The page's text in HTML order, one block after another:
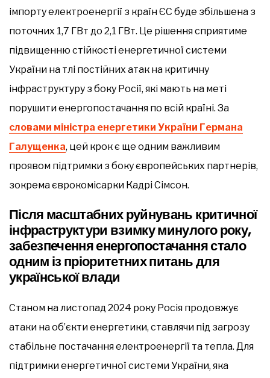
імпорту електроенергії з країн ЄС буде збільшена з
поточних 1,7 ГВт до 2,1 ГВт. Це рішення сприятиме
підвищенню стійкості енергетичної системи
України на тлі постійних атак на критичну
інфраструктуру з боку Росії, які мають на меті
порушити енергопостачання по всій країні. За
словами міністра енергетики України Германа
Галущенка, цей крок є ще одним важливим
проявом підтримки з боку європейських партнерів,
зокрема єврокомісарки Кадрі Сімсон.
Після масштабних руйнувань критичної
інфраструктури взимку минулого року,
забезпечення енергопостачання стало
одним із пріоритетних питань для
української влади
Станом на листопад 2024 року Росія продовжує
атаки на об’єкти енергетики, ставлячи під загрозу
стабільне постачання електроенергії та тепла. Для
підтримки енергетичної системи України, яка